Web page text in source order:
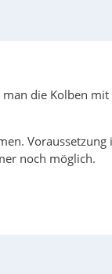
die Kolben
noch möglich.